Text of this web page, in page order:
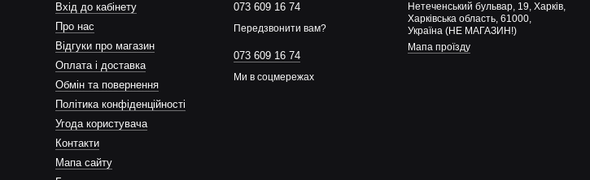
Вхід до кабінету
Про нас
Відгуки про магазин
Оплата і доставка
Обмін та повернення
Політика конфіденційності
Угода користувача
Контакти
Мапа сайту
073 609 16 74
Передзвонити вам?
073 609 16 74
Нетеченський бульвар, 19, Харків,
Харківська область, 61000,
Україна (НЕ МАГАЗИН!)
Мапа проїзду
Ми в соцмережах